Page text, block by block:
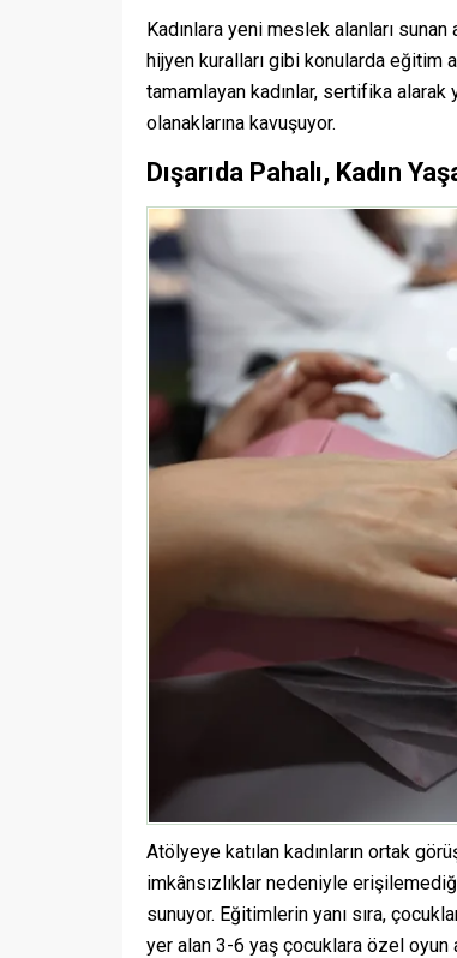
Kadınlara yeni meslek alanları
hijyen kuralları gibi konularda eğitim
tamamlayan kadınlar, sertifika
olanaklarına kavuşuyor.
Dışarıda Pahalı, Kadın
Atölyeye katılan kadınların ortak
imkânsızlıklar nedeniyle
sunuyor. Eğitimlerin yanı sıra,
yer alan 3-6 yaş çocuklara özel oyun